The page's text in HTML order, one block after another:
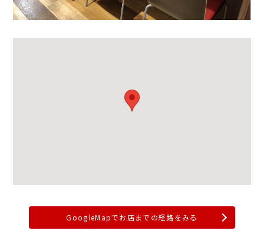
GoogleMapでお店までの経路をみる